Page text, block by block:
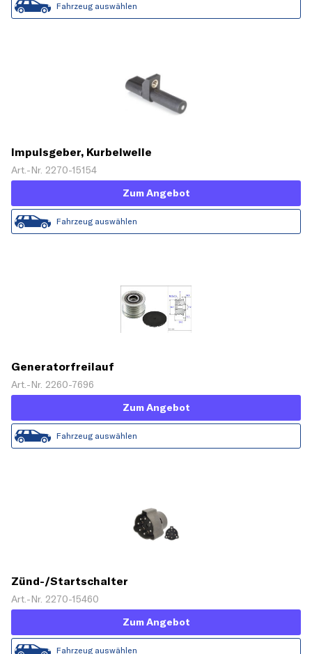
Fahrzeug auswählen
Impulsgeber, Kurbelwelle
Art.-Nr. 2270-15154
Zum Angebot
Fahrzeug auswählen
Generatorfreilauf
Art.-Nr. 2260-7696
Zum Angebot
Fahrzeug auswählen
Zünd-/Startschalter
Art.-Nr. 2270-15460
Zum Angebot
Fahrzeug auswählen